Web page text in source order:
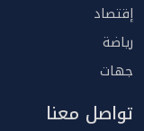
إقتصاد
رياضة
جهات
تواصل معنا